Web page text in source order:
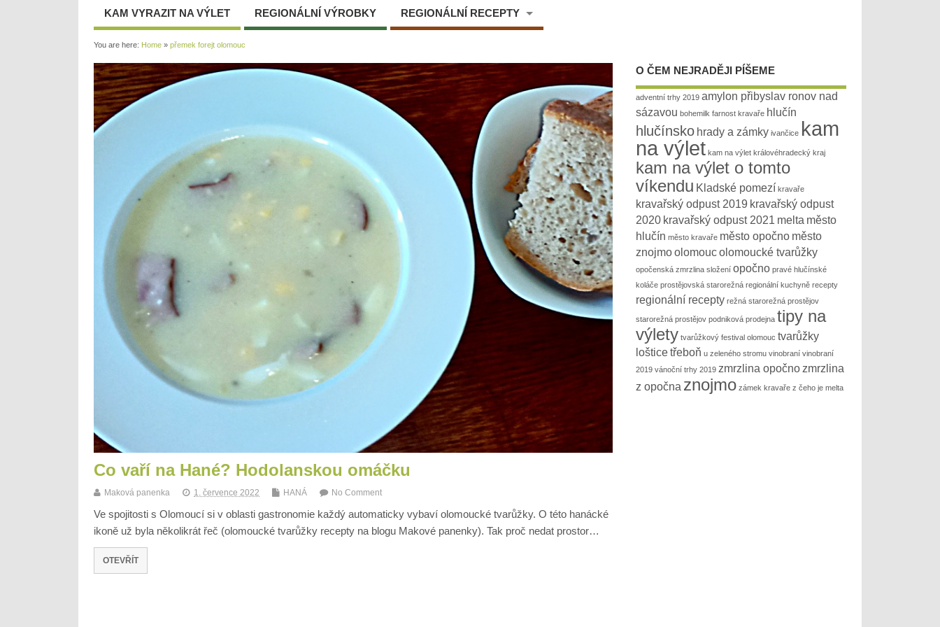
KAM VYRAZIT NA VÝLET REGIONÁLNÍ VÝROBKY REGIONÁLNÍ RECEPTY
You are here: Home »přemek forejt olomouc
Co vaří na Hané? Hodolanskou omáčku
Maková panenka 1. července 2022 HANÁ No Comment
Ve spojitosti s Olomoucí si v oblasti gastronomie každý automaticky vybaví olomoucké tvarůžky. O této hanácké
ikoně už byla několikrát řeč (olomoucké tvarůžky recepty na blogu Makové panenky). Tak proč nedat prostor…
OTEVŘÍT
O ČEM NEJRADĚJI PÍŠEME
adventní trhy 2019 amylon přibyslav ronov nad
sázavou bohemilk farnost kravaře hlučín
hlučínsko hrady a zámky ivančice kam
na výlet kam na výlet královéhradecký kraj
kam na výlet o tomto
víkendu Kladské pomezí kravaře
kravařský odpust 2019 kravařský odpust
2020 kravařský odpust 2021 melta město
hlučín město kravaře město opočno město
znojmo olomouc olomoucké tvarůžky
opočenská zmrzlina složení opočno pravé hlučínské
koláče prostějovská starorežná regionální kuchyně recepty
regionální recepty režná starorežná prostějov
starorežná prostějov podniková prodejna tipy na
výlety tvarůžkový festival olomouc tvarůžky
loštice třeboň u zeleného stromu vinobraní vinobraní
2019 vánoční trhy 2019 zmrzlina opočno zmrzlina
z opočna znojmo zámek kravaře z čeho je melta